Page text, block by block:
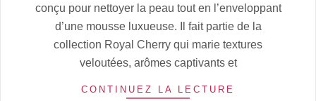
conçu pour nettoyer la peau tout en l’enveloppant
d’une mousse luxueuse. Il fait partie de la
collection Royal Cherry qui marie textures
veloutées, arômes captivants et
CONTINUEZ LA LECTURE